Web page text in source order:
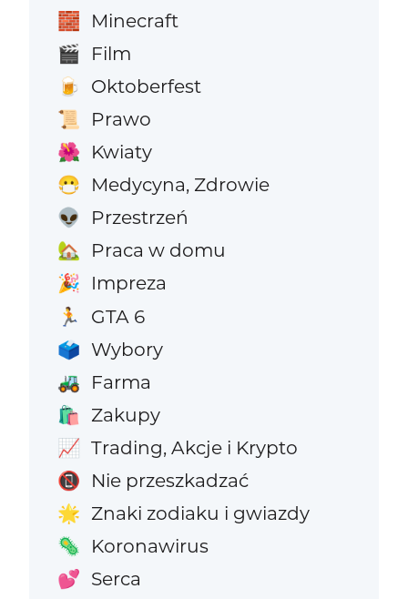
🧱 Minecraft
🎬 Film
🍺 Oktoberfest
📜 Prawo
🌺 Kwiaty
😷 Medycyna, Zdrowie
👽 Przestrzeń
🏡 Praca w domu
🎉 Impreza
🏃 GTA 6
🗳️ Wybory
🚜 Farma
🛍️ Zakupy
📈 Trading, Akcje i Krypto
📵 Nie przeszkadzać
🌟 Znaki zodiaku i gwiazdy
🦠 Koronawirus
💕 Serca